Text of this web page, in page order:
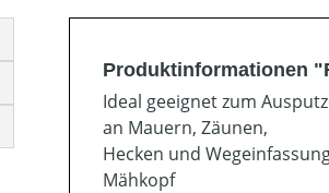
Produktinformationen
Ideal geeignet zum
an Mauern, Zäunen,
Hecken und
Mähkopf